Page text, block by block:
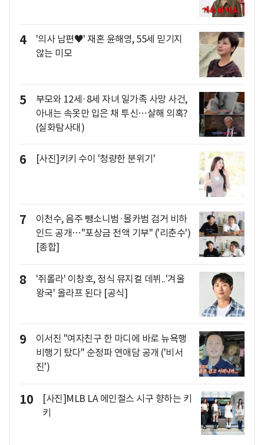
4
'의사 남편♥' 재혼 윤해영, 55세 믿기지
않는 미모
5
부모와 12세·8세 자녀 일가족 사망 사건,
아내는 속옷만 입은 채 투신…살해 의혹?
(실화탐사대)
6 [사진]키키 수이 '청량한 분위기'
7
이천수, 음주 뺑소니범·몰카범 검거 비하
인드 공개…"포상금 전액 기부" ('리춘수')
[종합]
8
'쥐롤라' 이창호, 정식 뮤지컬 데뷔..'겨울
왕국' 올라프 된다 [공식]
9
이서진 "여자친구 한 마디에 바로 뉴욕행
비행기 탔다" 순정파 연애담 공개 ('비서
진')
10
[사진]MLB LA 에인절스 시구 향하는 키
키